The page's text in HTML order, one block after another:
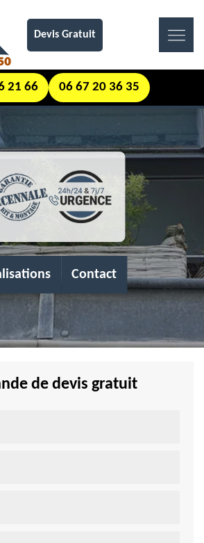
Devis Gratuit
21 66 06 67 20 36 35
Contact
de devis gratuit